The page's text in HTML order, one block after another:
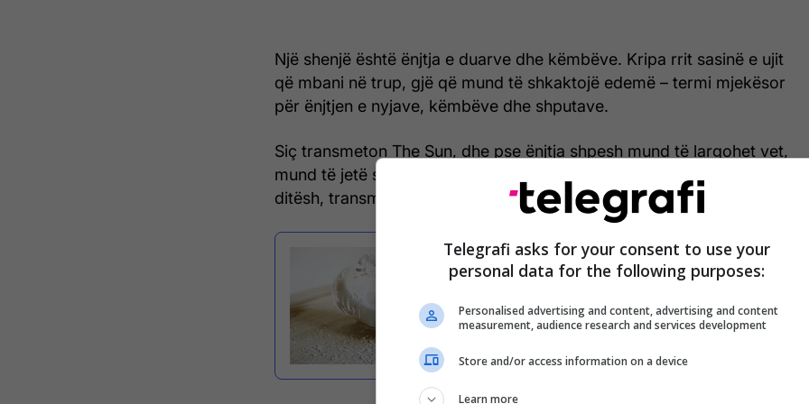
Një shenjë është ënjtja e duarve dhe këmbëve. Kripa rrit sasinë e ujit
që mbani në trup, gjë që mund të shkaktojë edemë – termi mjekësor
për ënjtjen e nyjave, këmbëve dhe shputave.
Siç transmeton The Sun, dhe pse ënjtja shpesh mund të largohet vet,
mund të jetë shenjë e diçkaje serioze nëse nuk largohet brenda pak
ditësh, transmeton Telegrafi.
Shenjat që tregojnë se po e teproni
me konsumimin e kripës
Telegrafi asks for your consent to use your
personal data for the following purposes:
Personalised advertising and content, advertising and content
measurement, audience research and services development
Store and/or access information on a device
Learn more